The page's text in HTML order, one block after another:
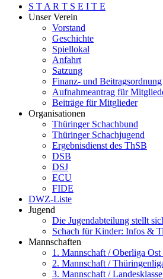
S T A R T S E I T E
Unser Verein
Vorstand
Geschichte
Spiellokal
Anfahrt
Satzung
Finanz- und Beitragsordnung
Aufnahmeantrag für
Beiträge für Mitglieder
Organisationen
Thüringer Schachbund
Thüringer Schachjugend
Ergebnisdienst des ThSB
DSB
DSJ
ECU
FIDE
DWZ-Liste
Jugend
Die Jugendabteilung stellt
Schach für Kinder: Infos &
Mannschaften
1. Mannschaft / Oberliga Ost
2. Mannschaft /
3. Mannschaft /